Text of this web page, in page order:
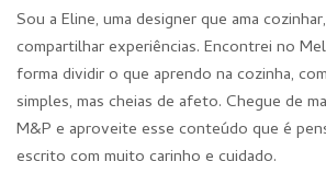
Sou a Eline, uma designer que ama
compartilhar experiências. Encontrei no
forma dividir o que aprendo na cozinha,
simples, mas cheias de afeto. Chegue de
M&P e aproveite esse conteúdo que é
escrito com muito carinho e cuidado.